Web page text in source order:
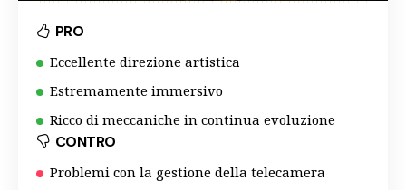
PRO
Eccellente direzione artistica
Estremamente immersivo
Ricco di meccaniche in continua evoluzione
CONTRO
Problemi con la gestione della telecamera